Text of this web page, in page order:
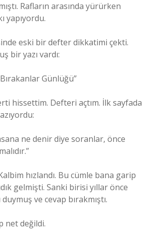
Rafların arasında yürürken
yapıyordu.
eski bir defter dikkatimi çekti.
bir yazı vardı:
Günlüğü”
hissettim. Defteri açtım. İlk sayfada
ne denir diye soranlar, önce
hızlandı. Bu cümle bana garip
gelmişti. Sanki birisi yıllar önce
ve cevap bırakmıştı.
net değildi.